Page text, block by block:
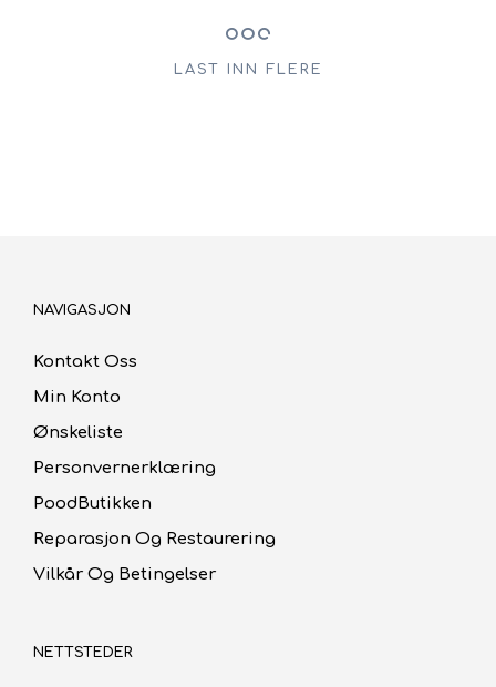
LAST INN FLERE
NAVIGASJON
Kontakt Oss
Min Konto
Ønskeliste
Personvernerklæring
PoodButikken
Reparasjon Og Restaurering
Vilkår Og Betingelser
NETTSTEDER